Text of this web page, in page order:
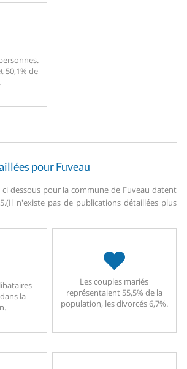
50,1% de
pour Fuveau
ci dessous pour la commune de Fuveau datent
(Il n'existe pas de publications détaillées plus
la
Les couples mariés
représentaient 55,5% de la
population, les divorcés 6,7%.